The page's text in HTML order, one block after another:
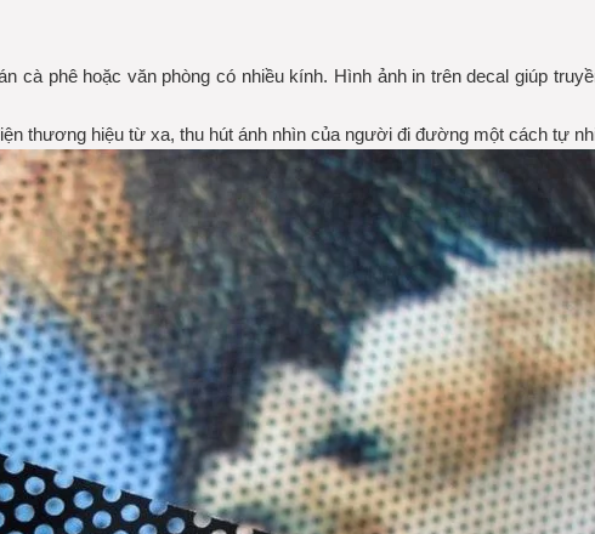
phê hoặc văn phòng có nhiều kính. Hình ảnh in trên decal giúp
thương hiệu từ xa, thu hút ánh nhìn của người đi đường một cách tự